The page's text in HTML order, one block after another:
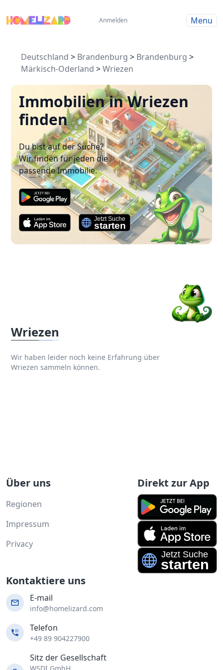
Anmelden Menu
Deutschland > Brandenburg > Brandenburg >
Märkisch-Oderland >Wriezen
Immobilien in Wriezen
finden
Du bist auf der Suche?
Wir finden für jeden die
passende Immobilie.
Wriezen
Wir haben leider noch keine Erfahrung über
Wriezen sammeln können.
Über uns
Regionen
Impressum
Privacy
Direkt zur App
Kontaktiere uns
E-mail
info@homelizard.com
Telefon
+49 89 904227900
Sitz der Gesellschaft